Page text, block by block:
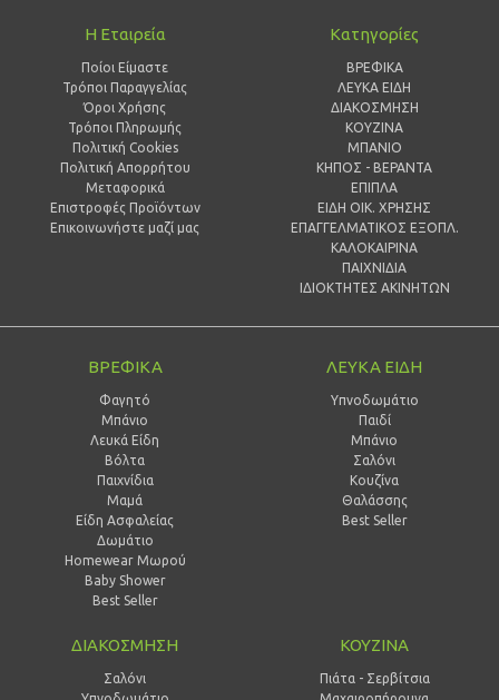
Η Εταιρεία
Ποίοι Είμαστε
Τρόποι Παραγγελίας
Όροι Χρήσης
Τρόποι Πληρωμής
Πολιτική Cookies
Πολιτική Απορρήτου
Μεταφορικά
Επιστροφές Προϊόντων
Επικοινωνήστε μαζί μας
Κατηγορίες
ΒΡΕΦΙΚΑ
ΛΕΥΚΑ ΕΙΔΗ
ΔΙΑΚΟΣΜΗΣΗ
ΚΟΥΖΙΝΑ
ΜΠΑΝΙΟ
ΚΗΠΟΣ - ΒΕΡΑΝΤΑ
ΕΠΙΠΛΑ
ΕΙΔΗ ΟΙΚ. ΧΡΗΣΗΣ
ΕΠΑΓΓΕΛΜΑΤΙΚΟΣ ΕΞΟΠΛ.
ΚΑΛΟΚΑΙΡΙΝΑ
ΠΑΙΧΝΙΔΙΑ
ΙΔΙΟΚΤΗΤΕΣ ΑΚΙΝΗΤΩΝ
ΒΡΕΦΙΚΑ
Φαγητό
Μπάνιο
Λευκά Είδη
Βόλτα
Παιχνίδια
Μαμά
Είδη Ασφαλείας
Δωμάτιο
Homewear Μωρού
Baby Shower
Best Seller
ΛΕΥΚΑ ΕΙΔΗ
Υπνοδωμάτιο
Παιδί
Mπάνιο
Σαλόνι
Κουζίνα
Θαλάσσης
Best Seller
ΔΙΑΚΟΣΜΗΣΗ
Σαλόνι
ΚΟΥΖΙΝΑ
Πιάτα - Σερβίτσια